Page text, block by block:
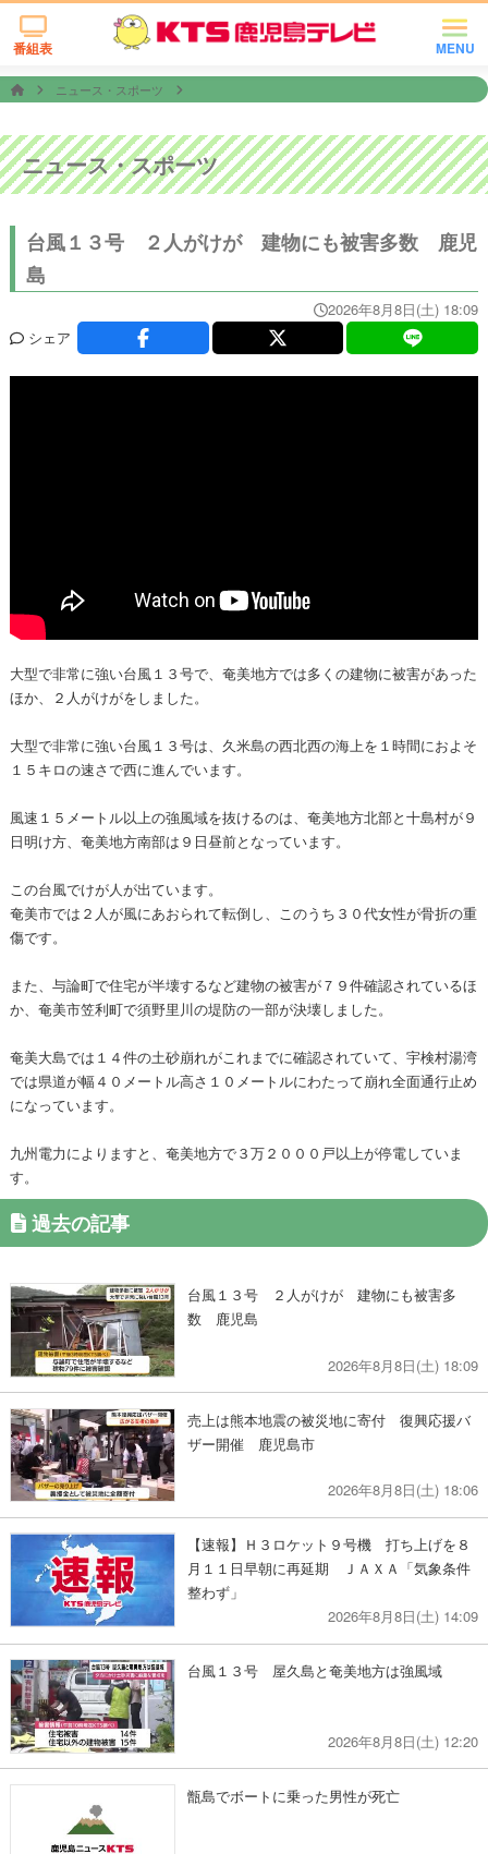
MENU
番組表
ニュース・スポーツ
ニュース・スポーツ
台風１３号 ２人がけが 建物にも被害多数 鹿児
島
2026年8月8日(土) 18:09
シェア
大型で非常に強い台風１３号で、奄美地方では多くの建物に被害があった
ほか、２人がけがをしました。
大型で非常に強い台風１３号は、久米島の西北西の海上を１時間におよそ
１５キロの速さで西に進んでいます。
風速１５メートル以上の強風域を抜けるのは、奄美地方北部と十島村が９
日明け方、奄美地方南部は９日昼前となっています。
この台風でけが人が出ています。
奄美市では２人が風にあおられて転倒し、このうち３０代女性が骨折の重
傷です。
また、与論町で住宅が半壊するなど建物の被害が７９件確認されているほ
か、奄美市笠利町で須野里川の堤防の一部が決壊しました。
奄美大島では１４件の土砂崩れがこれまでに確認されていて、宇検村湯湾
では県道が幅４０メートル高さ１０メートルにわたって崩れ全面通行止め
になっています。
九州電力によりますと、奄美地方で３万２０００戸以上が停電していま
す。
過去の記事
台風１３号 ２人がけが 建物にも被害多
数 鹿児島
2026年8月8日(土) 18:09
売上は熊本地震の被災地に寄付 復興応援バ
ザー開催 鹿児島市
2026年8月8日(土) 18:06
【速報】Ｈ３ロケット９号機 打ち上げを８
月１１日早朝に再延期 ＪＡＸＡ「気象条件
整わず」
2026年8月8日(土) 14:09
台風１３号 屋久島と奄美地方は強風域
2026年8月8日(土) 12:20
甑島でボートに乗った男性が死亡